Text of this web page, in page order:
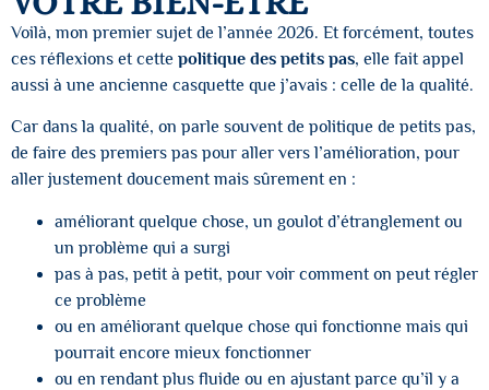
Voilà, mon premier sujet de l’année 2026. Et forcément, toutes
ces réflexions et cette politique des petits pas, elle fait appel
aussi à une ancienne casquette que j’avais : celle de la qualité.
Car dans la qualité, on parle souvent de politique de petits pas,
de faire des premiers pas pour aller vers l’amélioration, pour
aller justement doucement mais sûrement en :
améliorant quelque chose, un goulot d’étranglement ou
un problème qui a surgi
pas à pas, petit à petit, pour voir comment on peut régler
ce problème
ou en améliorant quelque chose qui fonctionne mais qui
pourrait encore mieux fonctionner
ou en rendant plus fluide ou en ajustant parce qu’il y a